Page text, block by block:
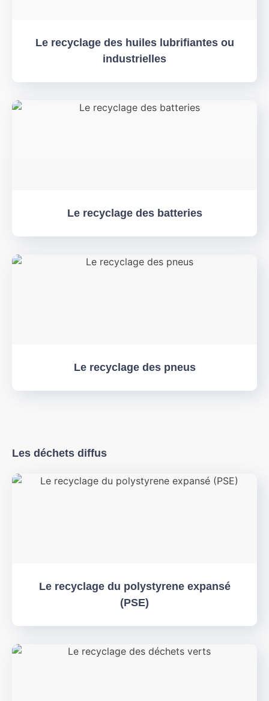
Le recyclage des huiles lubrifiantes ou
industrielles
Le recyclage des batteries
Le recyclage des pneus
Les déchets diffus
Le recyclage du polystyrene expansé
(PSE)